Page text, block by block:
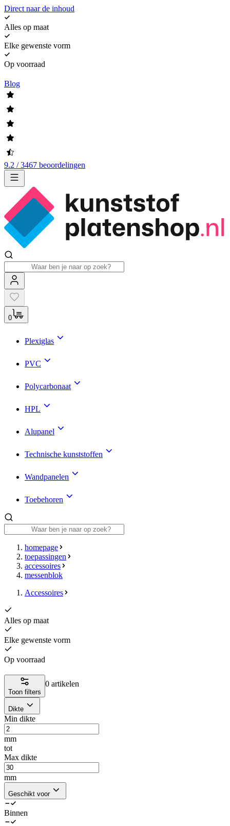
Direct naar de inhoud
Alles op maat
Elke gewenste vorm
Op voorraad
Blog
9.2 / 3467 beoordelingen
0
Plexiglas
PVC
Polycarbonaat
HPL
Alupanel
Technische kunststoffen
Wandpanelen
Toebehoren
homepage
toepassingen
accessoires
messenblok
Accessoires
Alles op maat
Elke gewenste vorm
Op voorraad
Toon filters
0 artikelen
Dikte
Min dikte
mm
tot
Max dikte
mm
Geschikt voor
Binnen